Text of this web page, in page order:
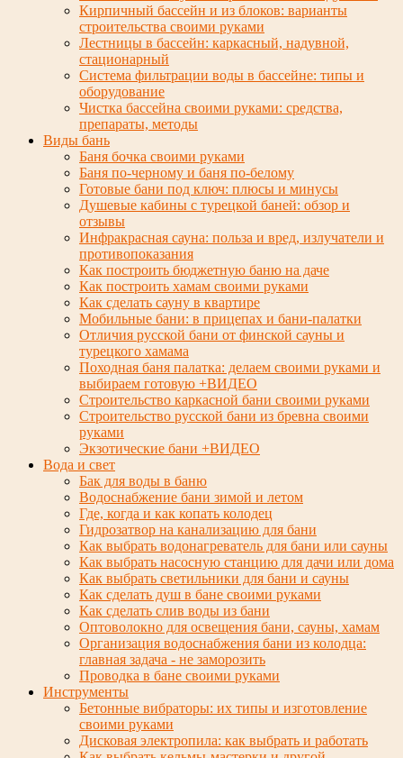
Кирпичный бассейн и из блоков: варианты
строительства своими руками
Лестницы в бассейн: каркасный, надувной,
стационарный
Система фильтрации воды в бассейне: типы и
оборудование
Чистка бассейна своими руками: средства,
препараты, методы
Виды бань
Баня бочка своими руками
Баня по-черному и баня по-белому
Готовые бани под ключ: плюсы и минусы
Душевые кабины с турецкой баней: обзор и
отзывы
Инфракрасная сауна: польза и вред, излучатели и
противопоказания
Как построить бюджетную баню на даче
Как построить хамам своими руками
Как сделать сауну в квартире
Мобильные бани: в прицепах и бани-палатки
Отличия русской бани от финской сауны и
турецкого хамама
Походная баня палатка: делаем своими руками и
выбираем готовую +ВИДЕО
Строительство каркасной бани своими руками
Строительство русской бани из бревна своими
руками
Экзотические бани +ВИДЕО
Вода и свет
Бак для воды в баню
Водоснабжение бани зимой и летом
Где, когда и как копать колодец
Гидрозатвор на канализацию для бани
Как выбрать водонагреватель для бани или сауны
Как выбрать насосную станцию для дачи или дома
Как выбрать светильники для бани и сауны
Как сделать душ в бане своими руками
Как сделать слив воды из бани
Оптоволокно для освещения бани, сауны, хамам
Организация водоснабжения бани из колодца:
главная задача - не заморозить
Проводка в бане своими руками
Инструменты
Бетонные вибраторы: их типы и изготовление
своими руками
Дисковая электропила: как выбрать и работать